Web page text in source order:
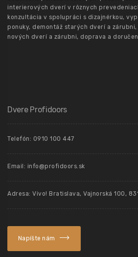
interierových dverí v rôznych
konzultácia v spolupráci s dizajnérkou,
ponuky, demontáž starých dverí a
nových dverí a zárubni, doprava a
Dvere Profidoors
Telefón: 0910 100 447
Email: info@profidoors.sk
Adresa: Vivo! Bratislava, Vajnorská 100,
Napíšte nám